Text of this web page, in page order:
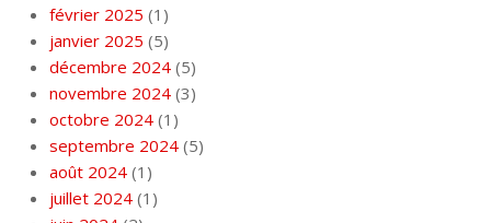
février 2025 (1)
janvier 2025 (5)
décembre 2024 (5)
novembre 2024 (3)
octobre 2024 (1)
septembre 2024 (5)
août 2024 (1)
juillet 2024 (1)